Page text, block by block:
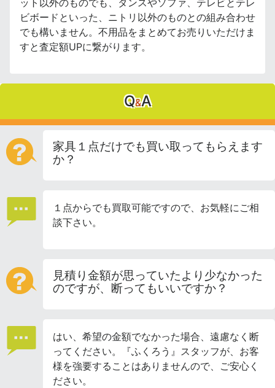
ット以外のものでも、タンスやソファ、テレビとテレ
ビボードといった、ニトリ以外のものとの組み合わせ
でも構いません。不用品をまとめてお売りいただけま
すと査定額UPに繋がります。
Q&A
家具１点だけでも買い取ってもらえます
か？
１点からでも買取可能ですので、お気軽にご相
談下さい。
見積り金額が思っていたより少なかった
のですが、断ってもいいですか？
はい、希望の金額でなかった場合、遠慮なく断
ってください。『ふくろう』スタッフが、お客
様を強要することはありませんので、ご安心く
ださい。